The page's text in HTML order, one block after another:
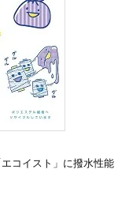
コイスト」に撥水性能